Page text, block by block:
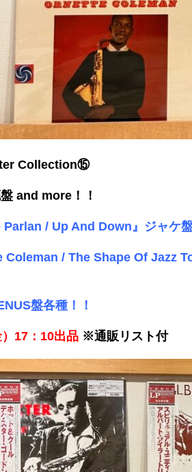
Collection⑮
and more！！
Parlan / Up And Down』ジャケ
Coleman / The Shape Of Jazz
盤各種！！
17：10出品 ※通販リスト付